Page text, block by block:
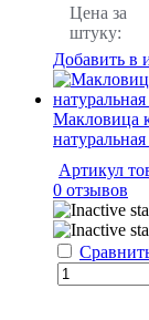
Цена за
штуку:
Добавить в
Макловица
натуральная
Артикул
0 отзывов